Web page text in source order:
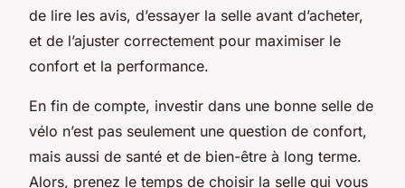
de lire les avis, d’essayer la selle avant d’acheter,
et de l’ajuster correctement pour maximiser le
confort et la performance.
En fin de compte, investir dans une bonne selle de
vélo n’est pas seulement une question de confort,
mais aussi de santé et de bien-être à long terme.
Alors, prenez le temps de choisir la selle qui vous